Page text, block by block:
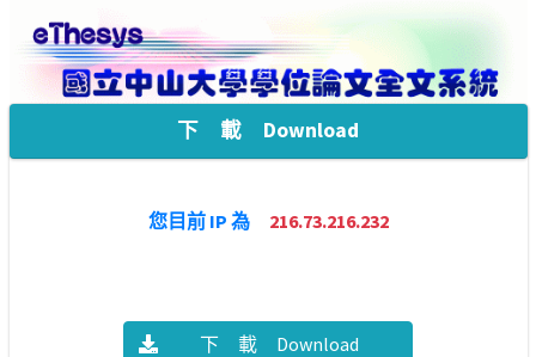
下 載 Download
您目前 IP 為 216.73.216.232
下 載 Download